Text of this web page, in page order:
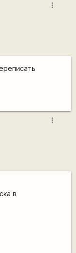
more_vert
more_vert
в